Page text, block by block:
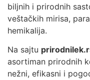
biljnih i prirodnih
veštačkih mirisa,
hemikalija.
Na sajtu
asortiman prirodnih
nežni, efikasni i